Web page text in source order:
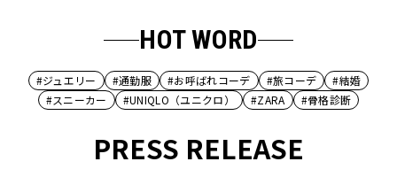
HOT WORD
#ジュエリー #通勤服 #お呼ばれコーデ #旅コーデ
#結婚
#スニーカー
#UNIQLO（ユニクロ） #ZARA #骨格診断
PRESS RELEASE